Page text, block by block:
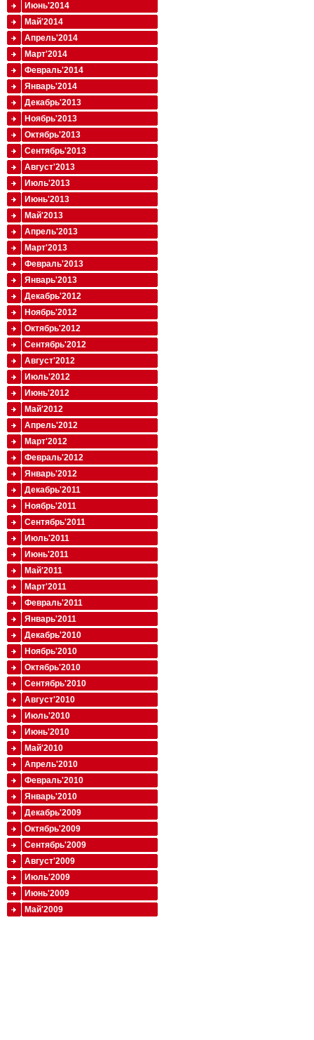
Июнь'2014
Май'2014
Апрель'2014
Март'2014
Февраль'2014
Январь'2014
Декабрь'2013
Ноябрь'2013
Октябрь'2013
Сентябрь'2013
Август'2013
Июль'2013
Июнь'2013
Май'2013
Апрель'2013
Март'2013
Февраль'2013
Январь'2013
Декабрь'2012
Ноябрь'2012
Октябрь'2012
Сентябрь'2012
Август'2012
Июль'2012
Июнь'2012
Май'2012
Апрель'2012
Март'2012
Февраль'2012
Январь'2012
Декабрь'2011
Ноябрь'2011
Сентябрь'2011
Июль'2011
Июнь'2011
Май'2011
Март'2011
Февраль'2011
Январь'2011
Декабрь'2010
Ноябрь'2010
Октябрь'2010
Сентябрь'2010
Август'2010
Июль'2010
Июнь'2010
Май'2010
Апрель'2010
Февраль'2010
Январь'2010
Декабрь'2009
Октябрь'2009
Сентябрь'2009
Август'2009
Июль'2009
Июнь'2009
Май'2009